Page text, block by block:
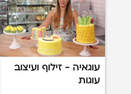
עוגאיה - זילוף ועיצוב
עוגות